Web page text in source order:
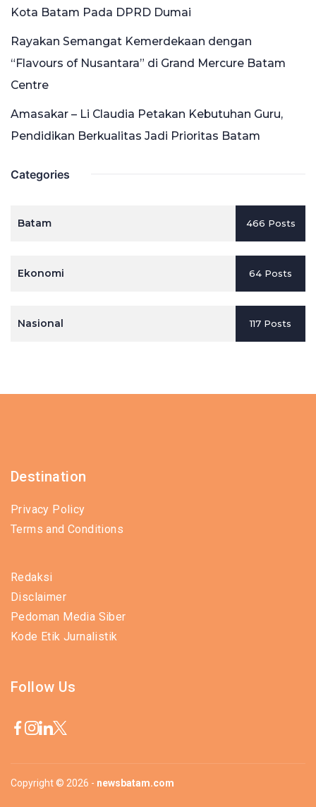
Kota Batam Pada DPRD Dumai
Rayakan Semangat Kemerdekaan dengan
“Flavours of Nusantara” di Grand Mercure Batam
Centre
Amasakar – Li Claudia Petakan Kebutuhan Guru,
Pendidikan Berkualitas Jadi Prioritas Batam
Categories
Batam 466 Posts
Ekonomi 64 Posts
Nasional 117 Posts
Destination
Privacy Policy
Terms and Conditions
Redaksi
Disclaimer
Pedoman Media Siber
Kode Etik Jurnalistik
Follow Us
Copyright © 2026 - newsbatam.com